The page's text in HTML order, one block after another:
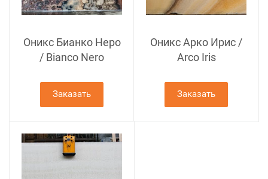
Оникс Бианко Неро
/ Bianco Nero
Заказать
Оникс Арко Ирис /
Arco Iris
Заказать